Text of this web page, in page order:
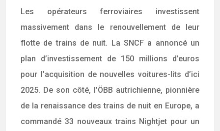
Les opérateurs ferroviaires investissent
massivement dans le renouvellement de leur
flotte de trains de nuit. La SNCF a annoncé un
plan d’investissement de 150 millions d’euros
pour l’acquisition de nouvelles voitures-lits d’ici
2025. De son côté, l’ÖBB autrichienne, pionnière
de la renaissance des trains de nuit en Europe, a
commandé 33 nouveaux trains Nightjet pour un